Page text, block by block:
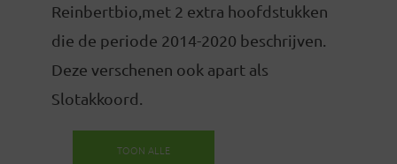
Reinbertbio,met 2 extra hoofdstukken
die de periode 2014-2020 beschrijven.
Deze verschenen ook apart als
Slotakkoord.
TOON ALLE